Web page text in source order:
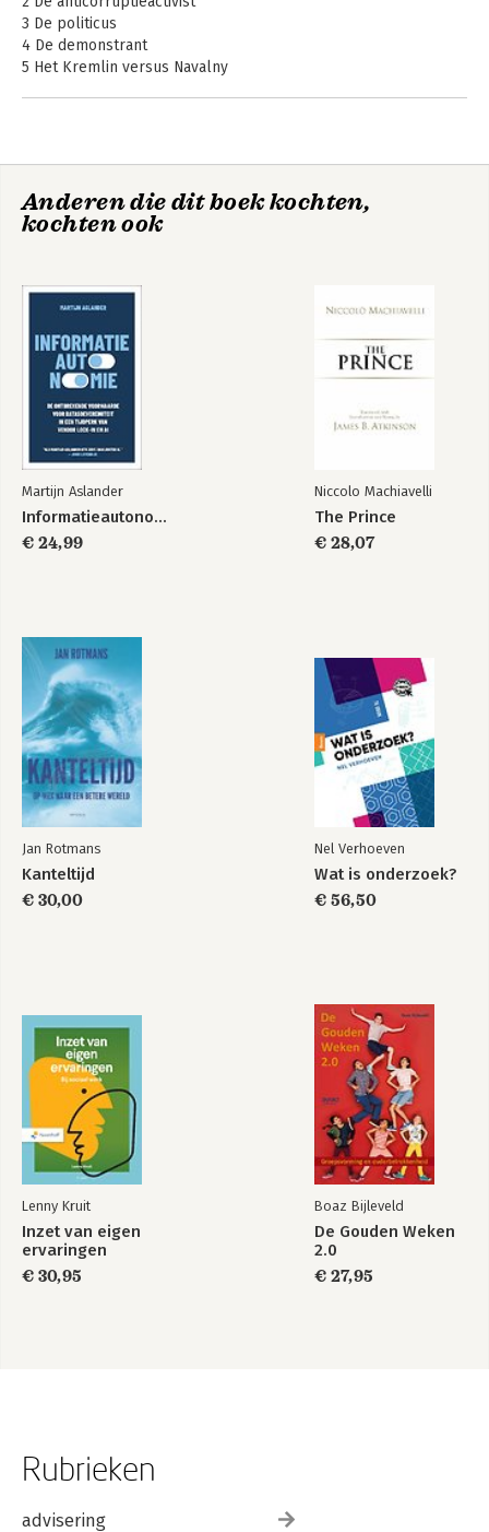
3 De politicus
4 De demonstrant
5 Het Kremlin versus Navalny
Anderen die dit boek kochten,
kochten ook
Martijn Aslander
Informatieautonomie
€ 24,99
Niccolo Machiavelli
The Prince
€ 28,07
Jan Rotmans
Kanteltijd
€ 30,00
Nel Verhoeven
Wat is onderzoek?
€ 56,50
Lenny Kruit
Inzet van eigen
ervaringen
€ 30,95
Boaz Bijleveld
De Gouden Weken
2.0
€ 27,95
Rubrieken
advisering